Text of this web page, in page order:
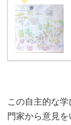
この自主的な
門家から意見